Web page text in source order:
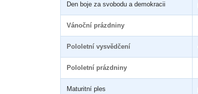
Den boje za svobodu a demokracii
Vánoční prázdniny
Pololetní vysvědčení
Pololetní prázdniny
Maturitní ples